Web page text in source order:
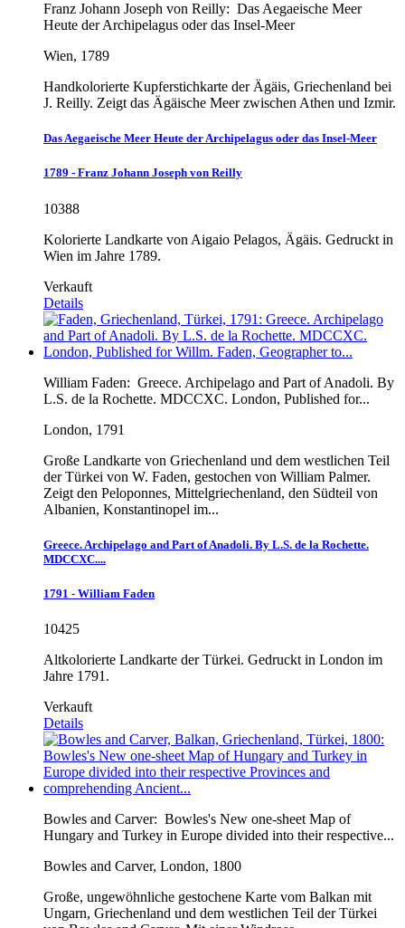
Franz Johann Joseph von Reilly: Das Aegaeische Meer
Heute der Archipelagus oder das Insel-Meer
Wien, 1789
Handkolorierte Kupferstichkarte der Ägäis, Griechenland bei
J. Reilly. Zeigt das Ägäische Meer zwischen Athen und Izmir.
Das Aegaeische Meer Heute der Archipelagus oder das Insel-Meer
1789 - Franz Johann Joseph von Reilly
10388
Kolorierte Landkarte von Aigaio Pelagos, Ägäis. Gedruckt in
Wien im Jahre 1789.
Verkauft
Details
William Faden: Greece. Archipelago and Part of Anadoli. By
L.S. de la Rochette. MDCCXC. London, Published for...
London, 1791
Große Landkarte von Griechenland und dem westlichen Teil
der Türkei von W. Faden, gestochen von William Palmer.
Zeigt den Peloponnes, Mittelgriechenland, den Südteil von
Albanien, Konstantinopel im...
Greece. Archipelago and Part of Anadoli. By L.S. de la Rochette.
MDCCXC....
1791 - William Faden
10425
Altkolorierte Landkarte der Türkei. Gedruckt in London im
Jahre 1791.
Verkauft
Details
Bowles and Carver: Bowles's New one-sheet Map of
Hungary and Turkey in Europe divided into their respective...
Bowles and Carver, London, 1800
Große, ungewöhnliche gestochene Karte vom Balkan mit
Ungarn, Griechenland und dem westlichen Teil der Türkei